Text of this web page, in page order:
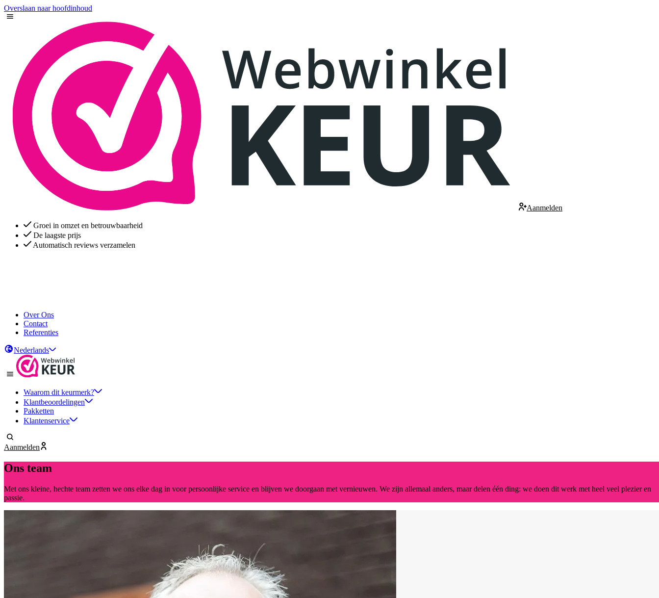
Overslaan naar hoofdinhoud
Aanmelden
Groei in omzet en betrouwbaarheid
De laagste prijs
Automatisch reviews verzamelen
Over Ons
Contact
Referenties
Nederlands
Waarom dit keurmerk?
Klantbeoordelingen
Pakketten
Klantenservice
Aanmelden
Ons team
Met ons kleine, hechte team zetten we ons elke dag in voor persoonlijke service en blijven we doorgaan met vernieuwen. We zijn allemaal anders, maar delen één ding: we doen dit werk met heel veel plezier en
passie.